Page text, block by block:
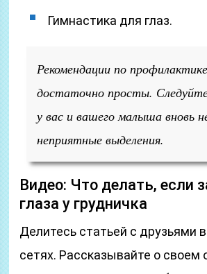
Гимнастика для глаз.
Рекомендации по профилактике
достаточно просты.
у вас и вашего малыша вновь
неприятные выделения.
Видео: Что делать, если
глаза у грудничка
Делитесь статьей с друзьями
сетях. Рассказывайте о своем